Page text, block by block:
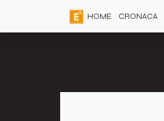
HOME CRONACA